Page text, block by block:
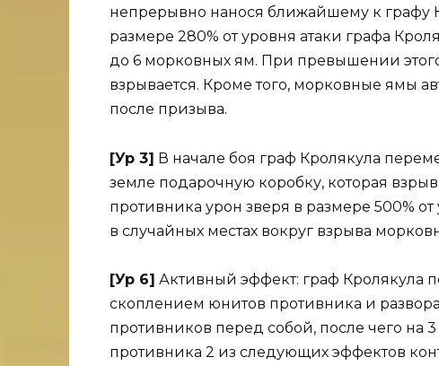
непрерывно нанося ближайшему к графу
размере 280% от уровня атаки графа
до 6 морковных ям. При превышении
взрывается. Кроме того, морковные ямы
после призыва.
[Ур 3] В начале боя граф Кролякула
земле подарочную коробку, которая
противника урон зверя в размере 500%
в случайных местах вокруг взрыва
[Ур 6] Активный эффект: граф Кролякула
скоплением юнитов противника и
противников перед собой, после чего на
противника 2 из следующих эффектов